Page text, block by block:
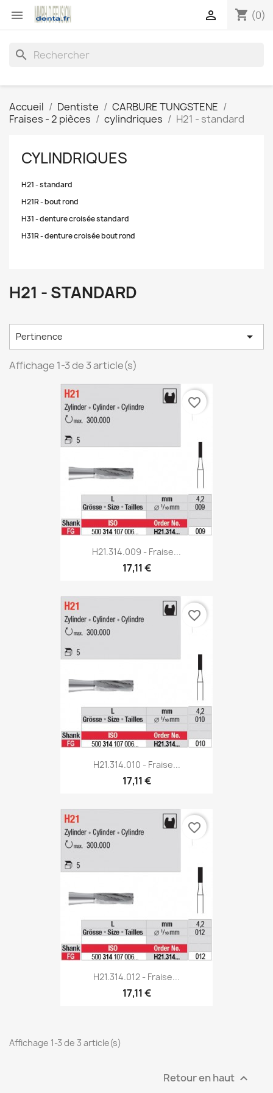
 shopping_cart (0)

search
Accueil Dentiste
CARBURE TUNGSTENE
Fraises - 2 pièces
cylindriques H21 - standard
CYLINDRIQUES
H21 - standard
H21R - bout rond
H31 - denture croisée standard
H31R - denture croisée bout rond
H21 - STANDARD
Pertinence 
Affichage 1-3 de 3 article(s)
H21.314.009 - Fraise...
17,11 €
favorite_border
H21.314.010 - Fraise...
17,11 €
favorite_border
H21.314.012 - Fraise...
17,11 €
favorite_border
Affichage 1-3 de 3 article(s)
Retour en haut 